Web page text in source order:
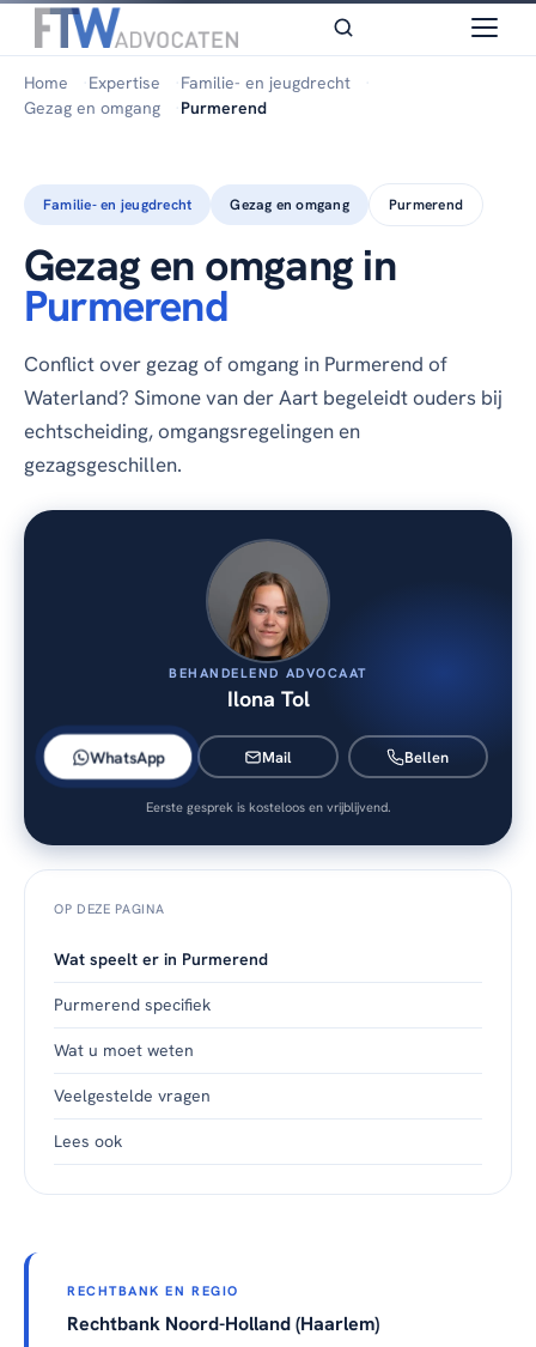
Home Expertise
Familie- en jeugdrecht
Gezag en omgang
Purmerend
Familie- en jeugdrecht Gezag en omgang Purmerend
Gezag en omgang in
Purmerend
Conflict over gezag of omgang in Purmerend of
Waterland? Simone van der Aart begeleidt ouders bij
echtscheiding, omgangsregelingen en
gezagsgeschillen.
BEHANDELEND ADVOCAAT
Ilona Tol
WhatsApp Mail Bellen
Eerste gesprek is kosteloos en vrijblijvend.
OP DEZE PAGINA
Wat speelt er in Purmerend
Purmerend specifiek
Wat u moet weten
Veelgestelde vragen
Lees ook
RECHTBANK EN REGIO
Rechtbank Noord-Holland (Haarlem)